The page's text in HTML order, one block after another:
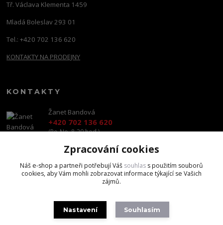
Tř. Václava Klementa 1459
Mladá Boleslav 293 01
Tel.: +420 702 136 620
KONTAKTY NA PRODEJNY
KONTAKTY
Žanet Bandová
+420 702 136 620
(Po-Ne, 8-20 hod.)
shop@brandscapital.cz
Zpracování cookies
Náš e-shop a partneři potřebují Váš souhlas s použitím souborů
cookies, aby Vám mohli zobrazovat informace týkající se Vašich
zájmů.
Nastavení Souhlasím